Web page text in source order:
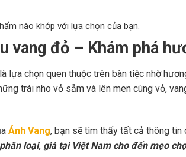
nào khớp với lựa chọn của bạn.
vang đỏ – Khám phá
lựa chọn quen thuộc trên bàn tiệc nhờ
trái nho vỏ sẫm và lên men cùng vỏ,
Ánh Vang, bạn sẽ tìm thấy tất cả thông tin
loại, giá tại Việt Nam cho đến mẹo